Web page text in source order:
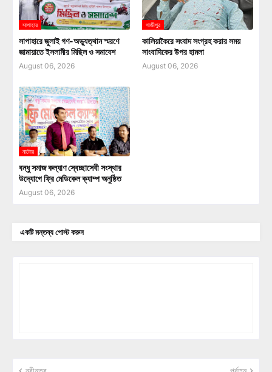
সাপাহার
সাপাহারে জুলাই গণ-অভ্যুত্থান স্মরণে
জামায়াতে ইসলামীর মিছিল ও সমাবেশ
August 06, 2026
গাজীপুর
কালিয়াকৈরে সংবাদ সংগ্রহ করার সময়
সাংবাদিকের উপর হামলা
August 06, 2026
নাটোর
বন্ধু সমাজ কল্যাণ স্বেচ্ছাসেবী সংস্থার
উদ্যোগে ফ্রি মেডিকেল ক্যাম্প অনুষ্ঠিত
August 06, 2026
একটি মন্তব্য পোস্ট করুন